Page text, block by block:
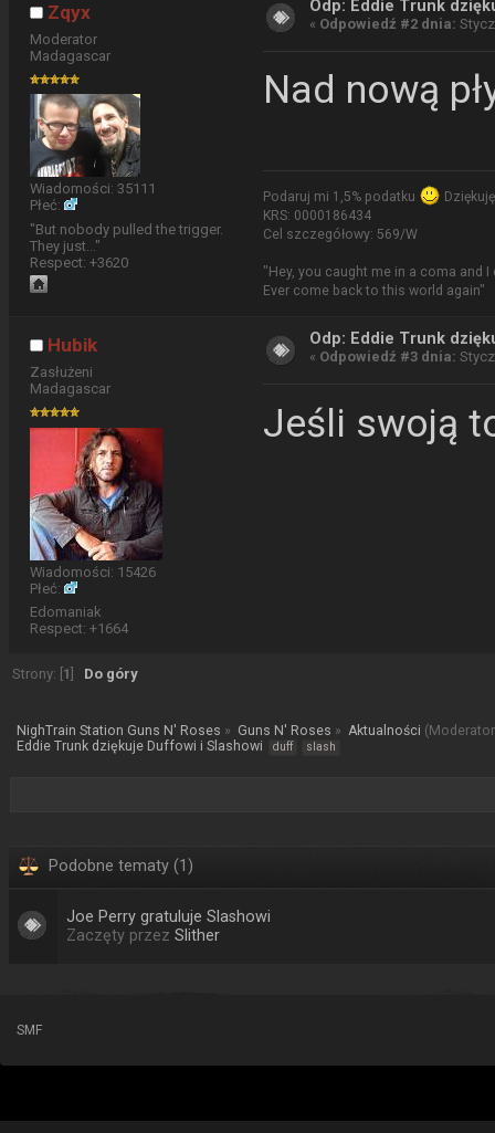
Zqyx
Moderator
Madagascar
Wiadomości: 35111
Płeć:
"But nobody pulled the trigger.
They just..."
Respect:+3620
Odp: Eddie Trunk
« Odpowiedź #2 dnia:
Nad nową
Podaruj mi 1,5% podatku
KRS: 0000186434
Cel szczegółowy: 569/W
"Hey, you caught me in a coma and I
Ever come back to this world again"
Hubik
Zasłużeni
Madagascar
Wiadomości: 15426
Płeć:
Edomaniak
Respect:+1664
Odp: Eddie Trunk
« Odpowiedź #3 dnia:
Jeśli swoją
Strony: [ 1 Do góry
NighTrain Station Guns N' Roses » Guns N' Roses » Aktualności
Eddie Trunk dziękuje Duffowi i Slashowi
duff slash
Podobne tematy (1)
Joe Perry gratuluje Slashowi
Zaczęty przez Slither
SMF